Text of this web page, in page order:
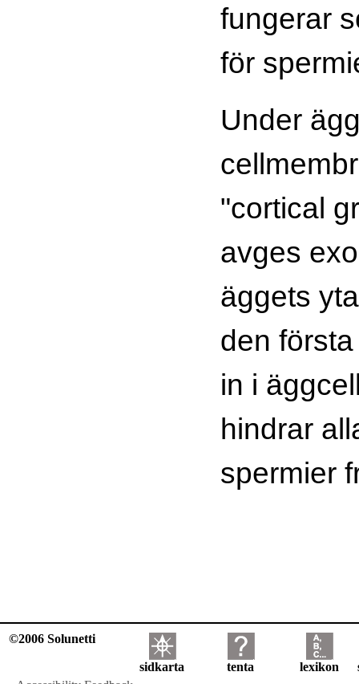
fungerar
för
Under
"cortical
avges
äggets
den
in i
hindrar
spermier
©2006 Solunetti
sidkarta tenta lexikon